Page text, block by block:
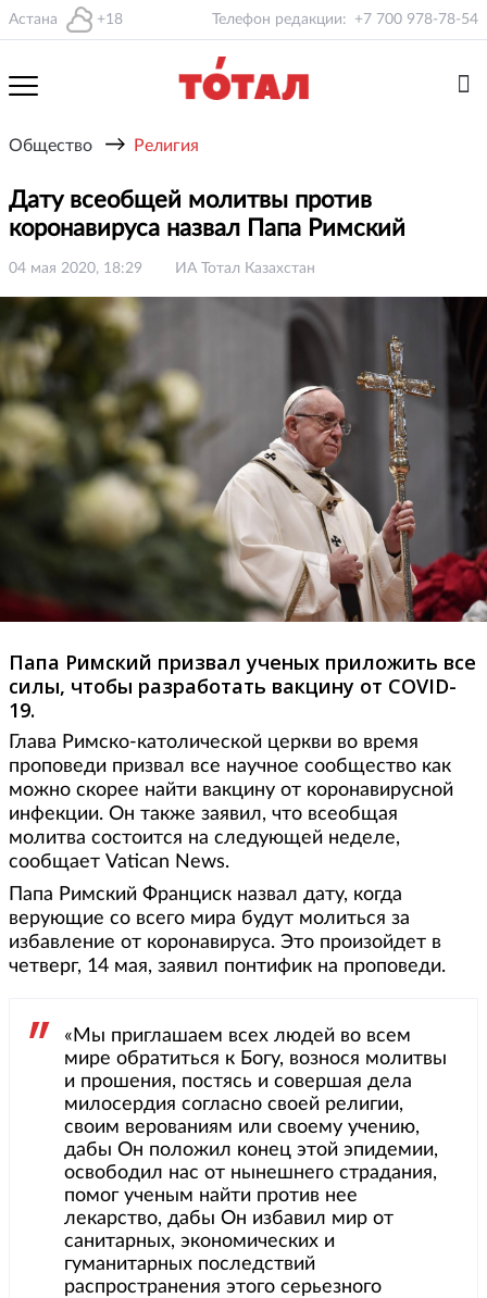
Астана +18 Телефон редакции: +7 700 978-78-54
Общество → Религия
Дату всеобщей молитвы против
коронавируса назвал Папа Римский
04 мая 2020, 18:29 ИА Тотал Казахстан
Папа Римский призвал ученых приложить все
силы, чтобы разработать вакцину от COVID-
19.
Глава Римско-католической церкви во время
проповеди призвал все научное сообщество как
можно скорее найти вакцину от коронавирусной
инфекции. Он также заявил, что всеобщая
молитва состоится на следующей неделе,
сообщает Vatican News.
Папа Римский Франциск назвал дату, когда
верующие со всего мира будут молиться за
избавление от коронавируса. Это произойдет в
четверг, 14 мая, заявил понтифик на проповеди.
«Мы приглашаем всех людей во всем
мире обратиться к Богу, вознося молитвы
и прошения, постясь и совершая дела
милосердия согласно своей религии,
своим верованиям или своему учению,
дабы Он положил конец этой эпидемии,
освободил нас от нынешнего страдания,
помог ученым найти против нее
лекарство, дабы Он избавил мир от
санитарных, экономических и
гуманитарных последствий
распространения этого серьезного